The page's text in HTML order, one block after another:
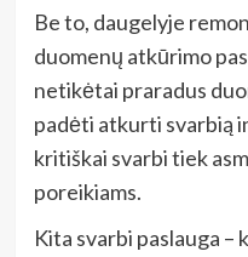
Be to, daugelyje
duomenų atkūrimo
netikėtai praradus
padėti atkurti svarbią
kritiškai svarbi tiek
poreikiams.
Kita svarbi paslauga –